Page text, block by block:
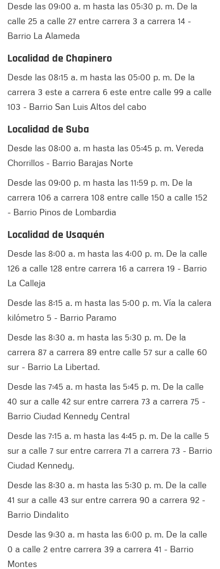
Desde las 09:00 a. m hasta las 05:30 p. m. De la
calle 25 a calle 27 entre carrera 3 a carrera 14 -
Barrio La Alameda
Localidad de Chapinero
Desde las 08:15 a. m hasta las 05:00 p. m. De la
carrera 3 este a carrera 6 este entre calle 99 a calle
103 - Barrio San Luis Altos del cabo
Localidad de Suba
Desde las 08:00 a. m hasta las 05:45 p. m. Vereda
Chorrillos - Barrio Barajas Norte
Desde las 09:00 p. m hasta las 11:59 p. m. De la
carrera 106 a carrera 108 entre calle 150 a calle 152
- Barrio Pinos de Lombardia
Localidad de Usaquén
Desde las 8:00 a. m hasta las 4:00 p. m. De la calle
126 a calle 128 entre carrera 16 a carrera 19 - Barrio
La Calleja
Desde las 8:15 a. m hasta las 5:00 p. m. Vía la calera
kilómetro 5 - Barrio Paramo
Desde las 8:30 a. m hasta las 5:30 p. m. De la
carrera 87 a carrera 89 entre calle 57 sur a calle 60
sur - Barrio La Libertad.
Desde las 7:45 a. m hasta las 5:45 p. m. De la calle
40 sur a calle 42 sur entre carrera 73 a carrera 75 -
Barrio Ciudad Kennedy Central
Desde las 7:15 a. m hasta las 4:45 p. m. De la calle 5
sur a calle 7 sur entre carrera 71 a carrera 73 - Barrio
Ciudad Kennedy.
Desde las 8:30 a. m hasta las 5:30 p. m. De la calle
41 sur a calle 43 sur entre carrera 90 a carrera 92 -
Barrio Dindalito
Desde las 9:30 a. m hasta las 6:00 p. m. De la calle
0 a calle 2 entre carrera 39 a carrera 41 - Barrio
Montes